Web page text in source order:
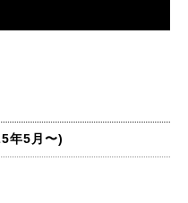
年5月〜)